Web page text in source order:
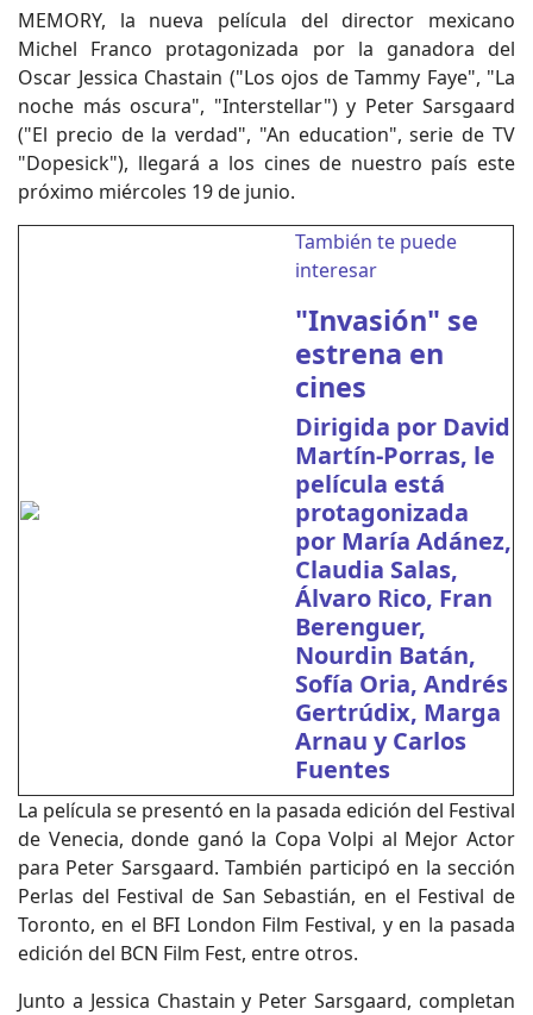
MEMORY, la nueva película del director mexicano
Michel Franco protagonizada por la ganadora del
Oscar Jessica Chastain ("Los ojos de Tammy Faye", "La
noche más oscura", "Interstellar") y Peter Sarsgaard
("El precio de la verdad", "An education", serie de TV
"Dopesick"), llegará a los cines de nuestro país este
próximo miércoles 19 de junio.
También te puede
interesar
"Invasión" se
estrena en
cines
Dirigida por David
Martín-Porras, le
película está
protagonizada
por María Adánez,
Claudia Salas,
Álvaro Rico, Fran
Berenguer,
Nourdin Batán,
Sofía Oria, Andrés
Gertrúdix, Marga
Arnau y Carlos
Fuentes
La película se presentó en la pasada edición del Festival
de Venecia, donde ganó la Copa Volpi al Mejor Actor
para Peter Sarsgaard. También participó en la sección
Perlas del Festival de San Sebastián, en el Festival de
Toronto, en el BFI London Film Festival, y en la pasada
edición del BCN Film Fest, entre otros.
Junto a Jessica Chastain y Peter Sarsgaard, completan